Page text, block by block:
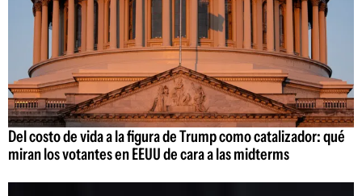
Del costo de vida a la figura de Trump como catalizador: qué
miran los votantes en EEUU de cara a las midterms